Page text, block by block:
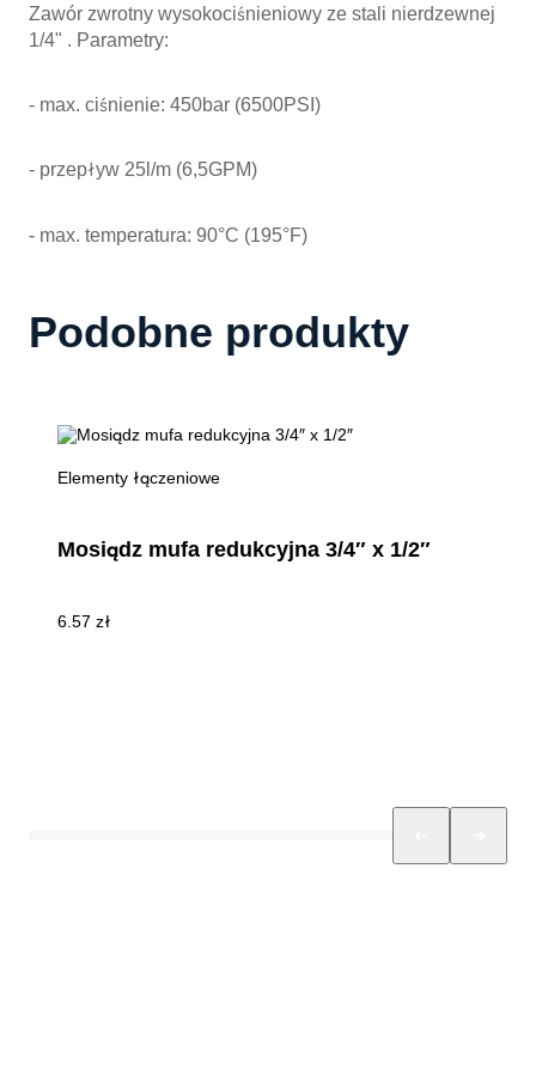
Zawór zwrotny wysokociśnieniowy ze stali nierdzewnej
1/4" . Parametry:
- max. ciśnienie: 450bar (6500PSI)
- przepływ 25l/m (6,5GPM)
- max. temperatura: 90°C (195°F)
Podobne produkty
Elementy łączeniowe
Mosiądz mufa redukcyjna 3/4″ x 1/2″
6.57 zł